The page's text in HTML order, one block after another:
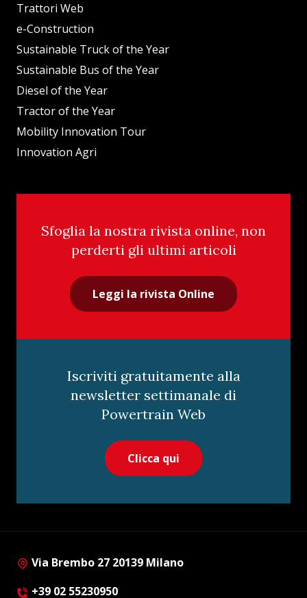
Trattori Web
e-Construction
Sustainable Truck of the Year
Sustainable Bus of the Year
Diesel of the Year
Tractor of the Year
Mobility Innovation Tour
Innovation Agri
Sfoglia la nostra rivista online, non
perderti gli ultimi articoli
Leggi la rivista Online
Iscriviti gratuitamente alla
newsletter settimanale di
Powertrain Web
Clicca qui
Via Brembo 27 20139 Milano
+39 02 55230950